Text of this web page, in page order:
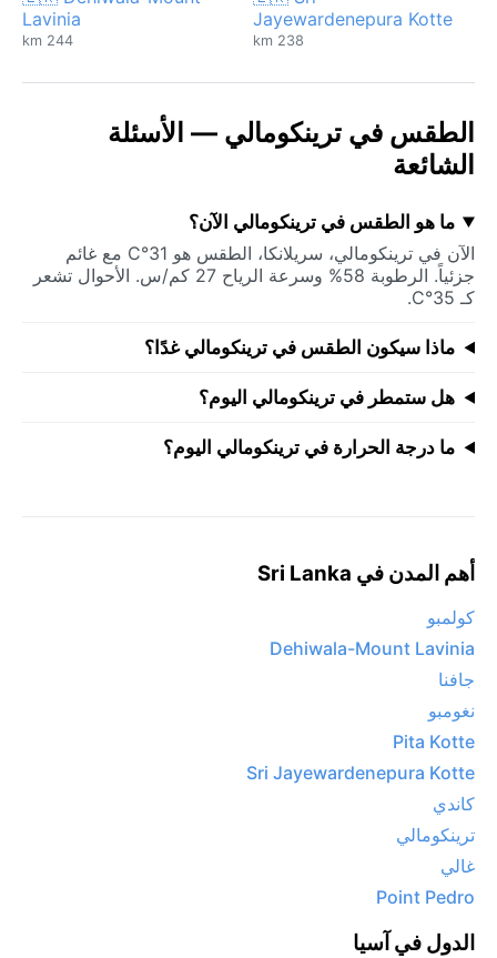
Jayewardenepura Kotte
238 km
Lavinia
244 km
الطقس في ترينكومالي — الأسئلة
الشائعة
ما هو الطقس في ترينكومالي الآن؟
الآن في ترينكومالي، سريلانكا، الطقس هو 31°C مع غائم
جزئياً. الرطوبة 58% وسرعة الرياح 27 كم/س. الأحوال تشعر
كـ 35°C.
ماذا سيكون الطقس في ترينكومالي غدًا؟
هل ستمطر في ترينكومالي اليوم؟
ما درجة الحرارة في ترينكومالي اليوم؟
أهم المدن في Sri Lanka
كولمبو
Dehiwala-Mount Lavinia
جافنا
نغومبو
Pita Kotte
Sri Jayewardenepura Kotte
كاندي
ترينكومالي
غالي
Point Pedro
الدول في آسيا